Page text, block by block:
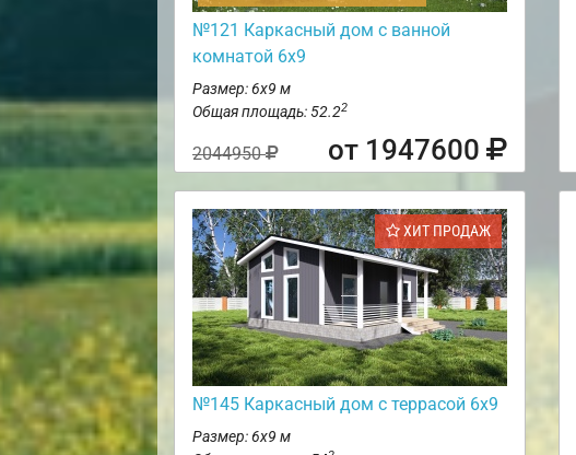
№121 Каркасный дом с ванной
комнатой 6х9
Размер: 6х9 м
Общая площадь: 52.22
2044950 от 1947600
ХИТ ПРОДАЖ
№145 Каркасный дом с террасой 6х9
Размер: 6х9 м